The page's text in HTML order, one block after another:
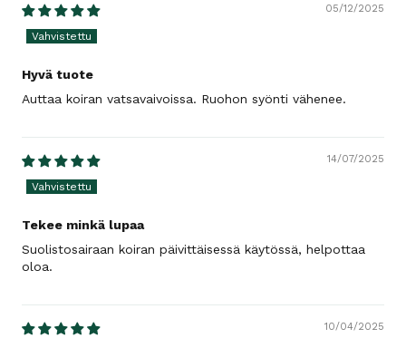
05/12/2025
Hyvä tuote
Auttaa koiran vatsavaivoissa. Ruohon syönti vähenee.
14/07/2025
Tekee minkä lupaa
Suolistosairaan koiran päivittäisessä käytössä, helpottaa
oloa.
10/04/2025